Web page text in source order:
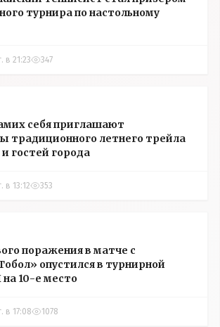
турнира по настольному
в 21:23 347
себя приглашают
традиционного летнего трейла
гостей города
в 13:12 353
поражения в матче с
опустился в турнирной
10-е место
в 17:08 1078